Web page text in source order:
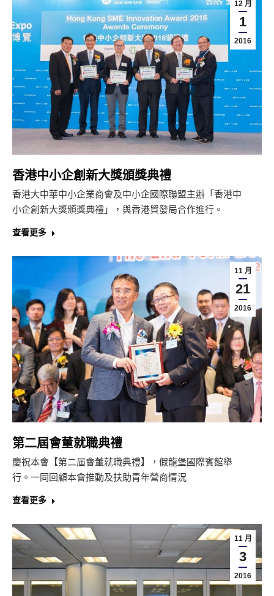
12 月
1
2016
香港中小企創新大獎頒獎典禮
香港大中華中小企業商會及中小企國際聯盟主辦「香港中
小企創新大獎頒獎典禮」，與香港貿發局合作進行。
查看更多
11 月
21
2016
第二屆會董就職典禮
慶祝本會【第二屆會董就職典禮】，假龍堡國際賓館舉
行。一同回顧本會推動及扶助青年營商情況
查看更多
11 月
3
2016